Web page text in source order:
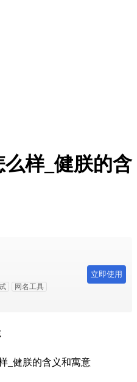
样_健朕的含
网名工具
立即使用